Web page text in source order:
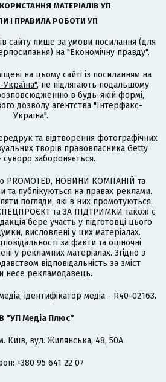
МАТЕРІАЛІВ УП
І ПРАВИЛА РОБОТИ УП
сайту лише за умови посилання (для
на "Економічну правду".
на цьому сайті із посиланням на
, не підлягають подальшому
в будь-якій формі,
дозволу агентства "Інтерфакс-
Україна".
та відтворення фотографічних
творів правовласника Getty
забороняється.
PROMOTED, НОВИНИ КОМПАНІЙ та
публікуються на правах реклами.
погляди, які в них промотуються.
та ЗА ПІДТРИМКИ також є
бере участь у підготовці цього
висловлені у цих матеріалах.
за факти та оціночні
у рекламних матеріалах. Згідно з
відповідальність за зміст
несе рекламодавець.
ідентифікатор медіа - R40-02163.
"УП Медіа Плюс"
Київ, вул. Жилянська, 48, 50А
+380 95 641 22 07